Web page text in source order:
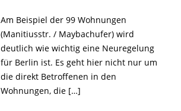
Am Beispiel der 99 Wohnungen
(Manitiusstr. / Maybachufer) wird
deutlich wie wichtig eine Neuregelung
für Berlin ist. Es geht hier nicht nur um
die direkt Betroffenen in den
Wohnungen, die […]